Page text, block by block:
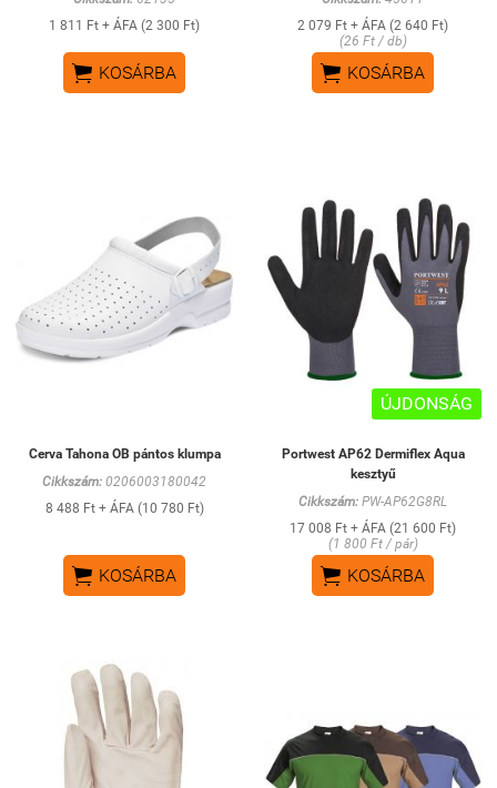
1 811 Ft + ÁFA (2 300 Ft)
 KOSÁRBA
2 079 Ft + ÁFA (2 640 Ft)
(26 Ft / db)
 KOSÁRBA
Cerva Tahona OB pántos klumpa
Cikkszám: 0206003180042
8 488 Ft + ÁFA (10 780 Ft)
 KOSÁRBA
ÚJDONSÁG
Portwest AP62 Dermiflex Aqua
kesztyű
Cikkszám: PW-AP62G8RL
17 008 Ft + ÁFA (21 600 Ft)
(1 800 Ft / pár)
 KOSÁRBA